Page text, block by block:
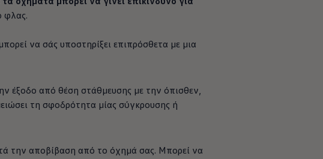
φλας.
να σάς υποστηρίξει επιπρόσθετα με μια
έξοδο από θέση στάθμευσης με την όπισθεν,
τη σφοδρότητα μίας σύγκρουσης ή
την αποβίβαση από το όχημά σας. Μπορεί να